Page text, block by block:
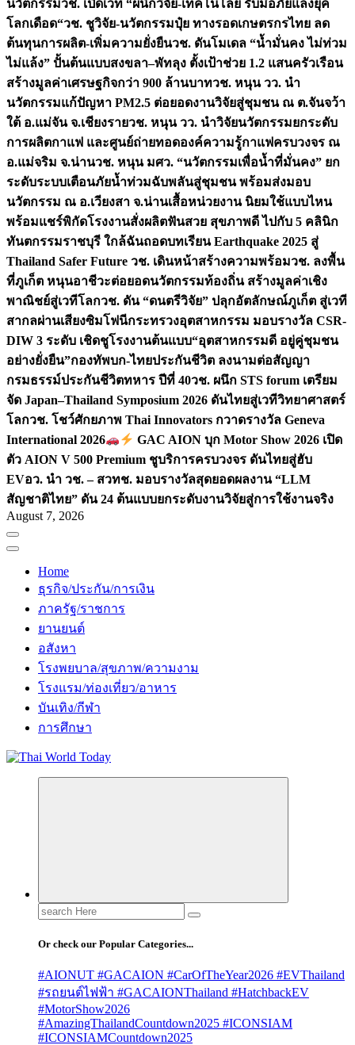
นวัตกรรมวช. เปิดเวที “ผนึกวิจัย-เทคโนโลยี รับมือภัยแล้งยุค
โลกเดือด“วช. ชูวิจัย-นวัตกรรมปุ๋ย ทางรอดเกษตรกรไทย ลด
ต้นทุนการผลิต-เพิ่มความยั่งยืนวช. ดันโมเดล “น้ำมั่นคง ไม่ท่วม
ไม่แล้ง” ปั้นต้นแบบสงขลา–พัทลุง ตั้งเป้าช่วย 1.2 แสนครัวเรือน
สร้างมูลค่าเศรษฐกิจกว่า 900 ล้านบาทวช. หนุน วว. นำ
นวัตกรรมแก้ปัญหา PM2.5 ต่อยอดงานวิจัยสู่ชุมชน ณ ต.จันจว้า
ใต้ อ.แม่จัน จ.เชียงรายวช. หนุน วว. นำวิจัยนวัตกรรมยกระดับ
การผลิตกาแฟ และศูนย์ถ่ายทอดองค์ความรู้กาแฟครบวงจร ณ
อ.แม่จริม จ.น่านวช. หนุน มศว. “นวัตกรรมเพื่อน้ำที่มั่นคง” ยก
ระดับระบบเตือนภัยน้ำท่วมฉับพลันสู่ชุมชน พร้อมส่งมอบ
นวัตกรรม ณ อ.เวียงสา จ.น่านเสื้อหน่วยงาน นิยมใช้แบบไหน
พร้อมแชร์พิกัดโรงงานสั่งผลิตฟันสวย สุขภาพดี ไปกับ 5 คลินิก
ทันตกรรมราชบุรี ใกล้ฉันถอดบทเรียน Earthquake 2025 สู่
Thailand Safer Future วช. เดินหน้าสร้างความพร้อมวช. ลงพื้น
ที่ภูเก็ต หนุนอาชีวะต่อยอดนวัตกรรมท้องถิ่น สร้างมูลค่าเชิง
พาณิชย์สู่เวทีโลกวช. ดัน “ดนตรีวิจัย” ปลุกอัตลักษณ์ภูเก็ต สู่เวที
สากลผ่านเสียงซิมโฟนีกระทรวงอุตสาหกรรม มอบรางวัล CSR-
DIW 3 ระดับ เชิดชูโรงงานต้นแบบ“อุตสาหกรรมดี อยู่คู่ชุมชน
อย่างยั่งยืน”กองทัพบก-ไทยประกันชีวิต ลงนามต่อสัญญา
กรมธรรม์ประกันชีวิตทหาร ปีที่ 40วช. ผนึก STS forum เตรียม
จัด Japan–Thailand Symposium 2026 ดันไทยสู่เวทีวิทยาศาสตร์
โลกวช. โชว์ศักยภาพ Thai Innovators กวาดรางวัล Geneva
International 2026
GAC AION บุก Motor Show 2026 เปิด
ตัว AION V 500 Premium ชูบริการครบวงจร ดันไทยสู่ฮับ
EVอว. นำ วช. – สวทช. มอบรางวัลสุดยอดผลงาน “LLM
สัญชาติไทย” ดัน 24 ต้นแบบยกระดับงานวิจัยสู่การใช้งานจริง
August 7, 2026
Home
ธุรกิจ/ประกัน/การเงิน
ภาครัฐ/ราชการ
ยานยนต์
อสังหา
โรงพยบาล/สุขภาพ/ความงาม
โรงแรม/ท่องเที่ยว/อาหาร
บันเทิง/กีฬา
การศึกษา
Search
for:
Or check our Popular Categories...
#AIONUT #GACAION #CarOfTheYear2026 #EVThailand
#รถยนต์ไฟฟ้า #GACAIONThailand #HatchbackEV
#MotorShow2026
#AmazingThailandCountdown2025 #ICONSIAM
#ICONSIAMCountdown2025